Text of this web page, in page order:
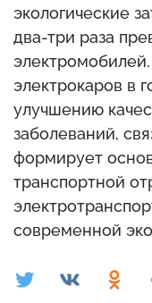
экологические
два-три раза
электрокаров в
улучшению
заболеваний,
формирует
транспортной
современной